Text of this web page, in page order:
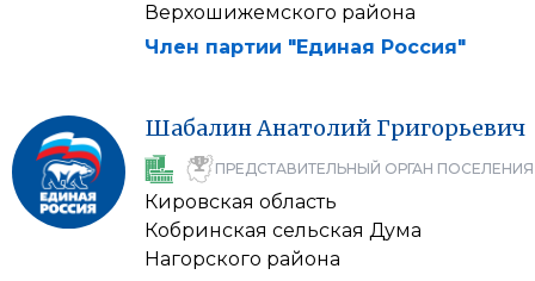
Верхошижемского района
Член партии "Единая Россия"
ШабалинАнатолий Григорьевич
ПРЕДСТАВИТЕЛЬНЫЙ ОРГАН ПОСЕЛЕНИЯ
Кировская область
Кобринская сельская Дума
Нагорского района